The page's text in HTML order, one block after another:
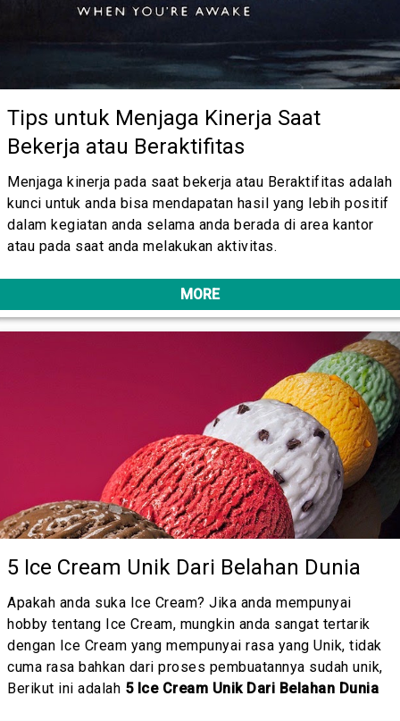
Tips untuk Menjaga Kinerja Saat
Bekerja atau Beraktifitas
Menjaga kinerja pada saat bekerja atau Beraktifitas adalah
kunci untuk anda bisa mendapatan hasil yang lebih positif
dalam kegiatan anda selama anda berada di area kantor
atau pada saat anda melakukan aktivitas.
MORE
5 Ice Cream Unik Dari Belahan Dunia
Apakah anda suka Ice Cream? Jika anda mempunyai
hobby tentang Ice Cream, mungkin anda sangat tertarik
dengan Ice Cream yang mempunyai rasa yang Unik, tidak
cuma rasa bahkan dari proses pembuatannya sudah unik,
Berikut ini adalah 5 Ice Cream Unik Dari Belahan Dunia